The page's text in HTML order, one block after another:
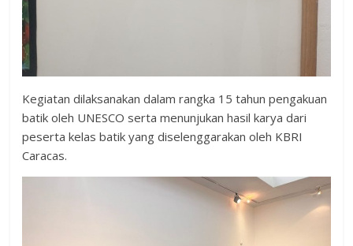
Kegiatan dilaksanakan dalam rangka 15 tahun pengakuan
batik oleh UNESCO serta menunjukan hasil karya dari
peserta kelas batik yang diselenggarakan oleh KBRI
Caracas.